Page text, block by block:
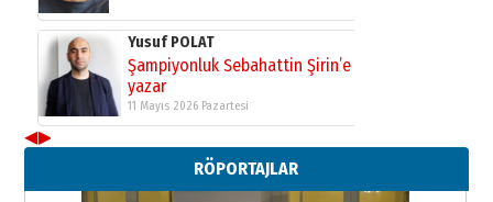
Yusuf POLAT
Şampiyonluk Sebahattin Şirin’e
yazar
11 Mayıs 2026 Pazartesi
Neşat YALÇIN
Paranın Aile Kültüründeki Yeri
03 Ağustos 2026 Pazartesi
◀▶
RÖPORTAJLAR